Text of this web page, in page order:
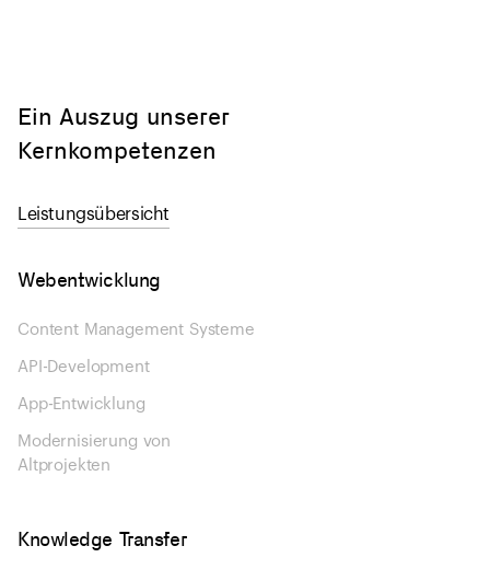
Ein Auszug unserer
Kern­­kompetenzen
Leistungsübersicht
Webentwicklung
Content Management Systeme
API-Development
App-Entwicklung
Modernisierung von
Altprojekten
Knowledge Transfer